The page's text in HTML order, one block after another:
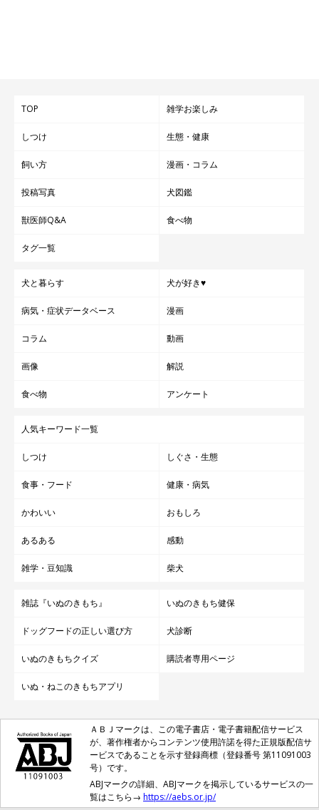
TOP 雑学お楽しみ
しつけ 生態・健康
飼い方 漫画・コラム
投稿写真 犬図鑑
獣医師Q&A 食べ物
タグ一覧
犬と暮らす 犬が好き♥
病気・症状データベース 漫画
コラム 動画
画像 解説
食べ物 アンケート
人気キーワード一覧
しつけ しぐさ・生態
食事・フード 健康・病気
かわいい おもしろ
あるある 感動
雑学・豆知識 柴犬
雑誌『いぬのきもち』 いぬのきもち健保
ドッグフードの正しい選び方 犬診断
いぬのきもちクイズ 購読者専用ページ
いぬ・ねこのきもちアプリ
ＡＢＪマークは、この電子書店・電子書籍配信サービス
が、著作権者からコンテンツ使用許諾を得た正規版配信サ
ービスであることを示す登録商標（登録番号 第11091003
号）です。
ABJマークの詳細、ABJマークを掲示しているサービスの一
覧はこちら→ https://aebs.or.jp/